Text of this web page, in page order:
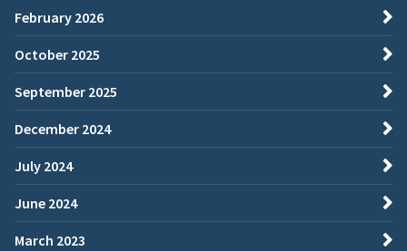
February 2026
October 2025
September 2025
December 2024
July 2024
June 2024
March 2023